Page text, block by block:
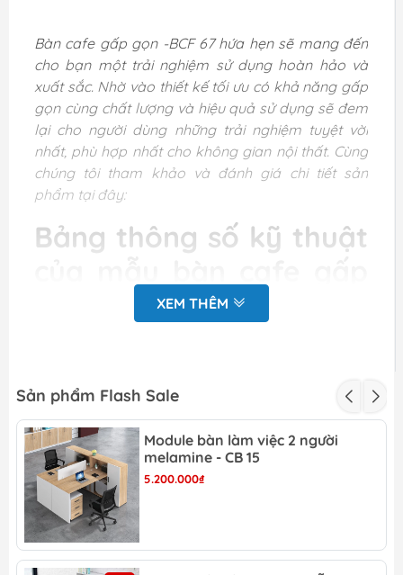
Bàn cafe gấp gọn -BCF 67 hứa hẹn sẽ mang đến
cho bạn một trải nghiệm sử dụng hoàn hảo và
xuất sắc. Nhờ vào thiết kế tối ưu có khả năng gấp
gọn cùng chất lượng và hiệu quả sử dụng sẽ đem
lại cho người dùng những trải nghiệm tuyệt vời
nhất, phù hợp nhất cho không gian nội thất. Cùng
chúng tôi tham khảo và đánh giá chi tiết sản
phẩm tại đây:
Bảng thông số kỹ thuật
gọn -BCF 67
Chất
Liệu
Mặt bàn bằng ABS bền đẹp, dễ
phun sơn tĩnh điện chắc chắn.
Kiểu
dáng &
Tải
trọng
Màu sản
Tùy chọn: Đen/ Trắng/ Đỏ
XEM THÊM
Sản phẩm Flash Sale
Module bàn làm việc 2 người
melamine - CB 15
5.200.000₫